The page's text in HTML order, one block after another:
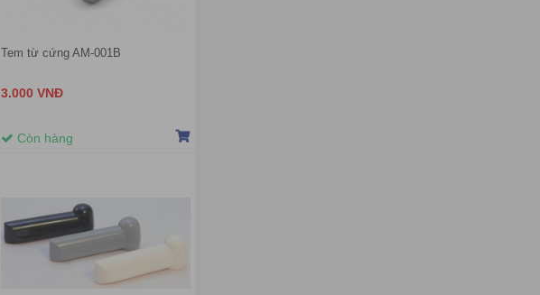
Tem từ cứng AM-001B
3.000 VNĐ
Còn hàng